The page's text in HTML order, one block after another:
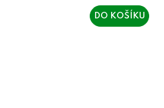
DO KOŠÍKU